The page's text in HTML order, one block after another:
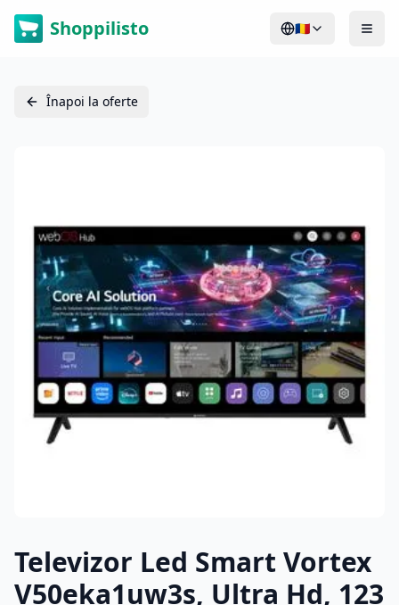
Shoppilisto 🇷🇴
Înapoi la oferte
Televizor Led Smart Vortex
V50eka1uw3s, Ultra Hd, 123